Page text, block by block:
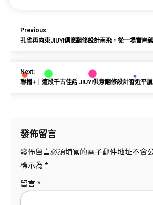
Previous:
孔雀再向東JIUYI俱意翻修設計南飛，從一場實崗
Next:
聯播+｜這段千古佳話 JIUYI俱意翻修設計習近平
發佈留言
發佈留言必須填寫的電子郵件地址不會
標示為 *
留言 *